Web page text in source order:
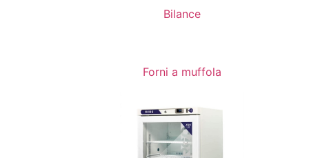
Bilance
Forni a muffola